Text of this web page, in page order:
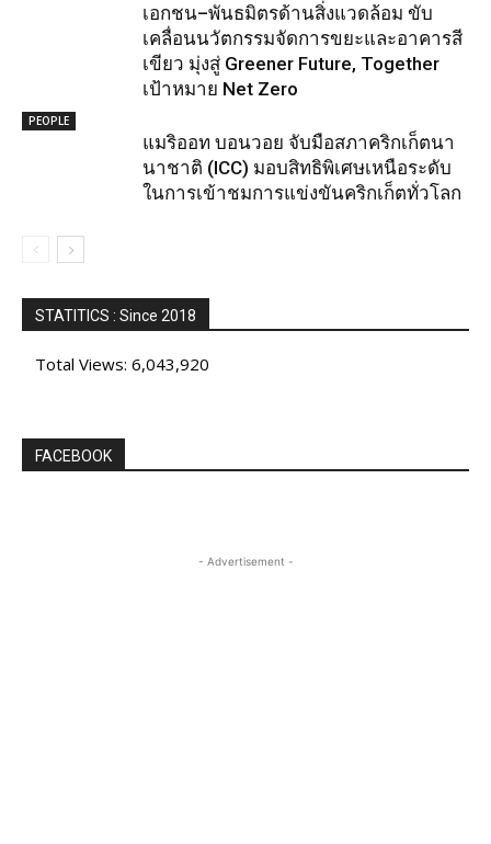
เอกชน–พันธมิตรด้านสิ่งแวดล้อม ขับ
เคลื่อนนวัตกรรมจัดการขยะและอาคารสี
เขียว มุ่งสู่ Greener Future, Together
เป้าหมาย Net Zero
PEOPLE
แมริออท บอนวอย จับมือสภาคริกเก็ตนา
นาชาติ (ICC) มอบสิทธิพิเศษเหนือระดับ
ในการเข้าชมการแข่งขันคริกเก็ตทั่วโลก
STATITICS : Since 2018
Total Views: 6,043,920
FACEBOOK
- Advertisement -